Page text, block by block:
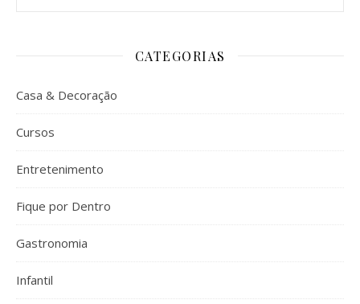
CATEGORIAS
Casa & Decoração
Cursos
Entretenimento
Fique por Dentro
Gastronomia
Infantil